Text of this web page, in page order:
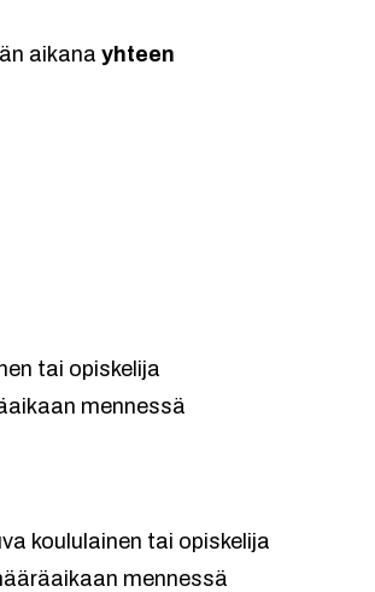
aikana yhteen
tai opiskelija
mennessä
koululainen tai opiskelija
mennessä